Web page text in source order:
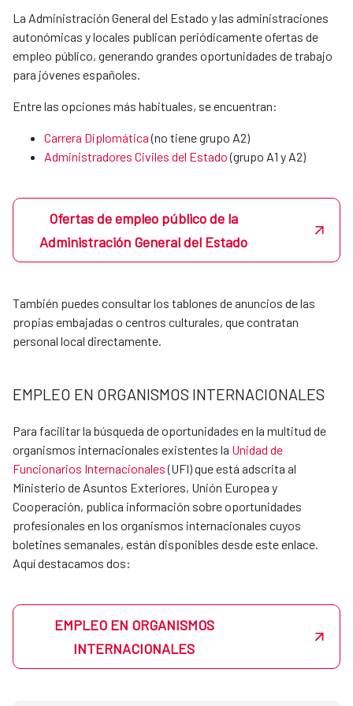
colaboradoras.
Xunta de Galicia
Fundación universitaria Las Palmas
Universidad Politécnica de Valencia
Podrás hacerlas tanto en la sede central en Madrid como en
En Madrid, si un estudiante quiere realizar prácticas en la
agencia, por sí mismo o a través de su coordinador de
prácticas mandará un correo a la Unidad de Apoyo de la
interesado en acoger al estudiante, se pondría en
formativa.
Las oficinas de cooperación en el exterior también
pueden acoger estudiantes en prácticas, y las
peticiones también se canalizarán a través de las
Unidades de apoyo de cada dirección.
Consulta por los requisitos y las plazas disponibles
escribiendo a becasmae@aecid.es. La AECID es un entorno
impacto global.
Actualmente disponemos de convenios con los siguientes
La Administración General del Estado y las administraciones
autonómicas y locales publican periódicamente ofertas de
empleo público, generando grandes oportunidades de trabajo
para jóvenes españoles.
Entre las opciones más habituales, se encuentran:
Carrera Diplomática(no tiene grupo A2)
Administradores Civiles del Estado(grupo A1 y A2)​​​​​​​
Ofertas de empleo público de la
Administración General del Estado
También puedes consultar los tablones de anuncios de las
propias embajadas o centros culturales, que contratan
personal local directamente.
EMPLEO EN ORGANISMOS INTERNACIONALES
Para facilitar la búsqueda de oportunidades en la multitud de
organismos internacionales existentes la Unidad de
Funcionarios Internacionales(UFI) que está adscrita al
Ministerio de Asuntos Exteriores, Unión Europea y
Cooperación, publica información sobre oportunidades
profesionales en los organismos internacionales cuyos
boletines semanales, están disponibles desde este enlace.
Aquí destacamos dos:
EMPLEO EN ORGANISMOS
INTERNACIONALES